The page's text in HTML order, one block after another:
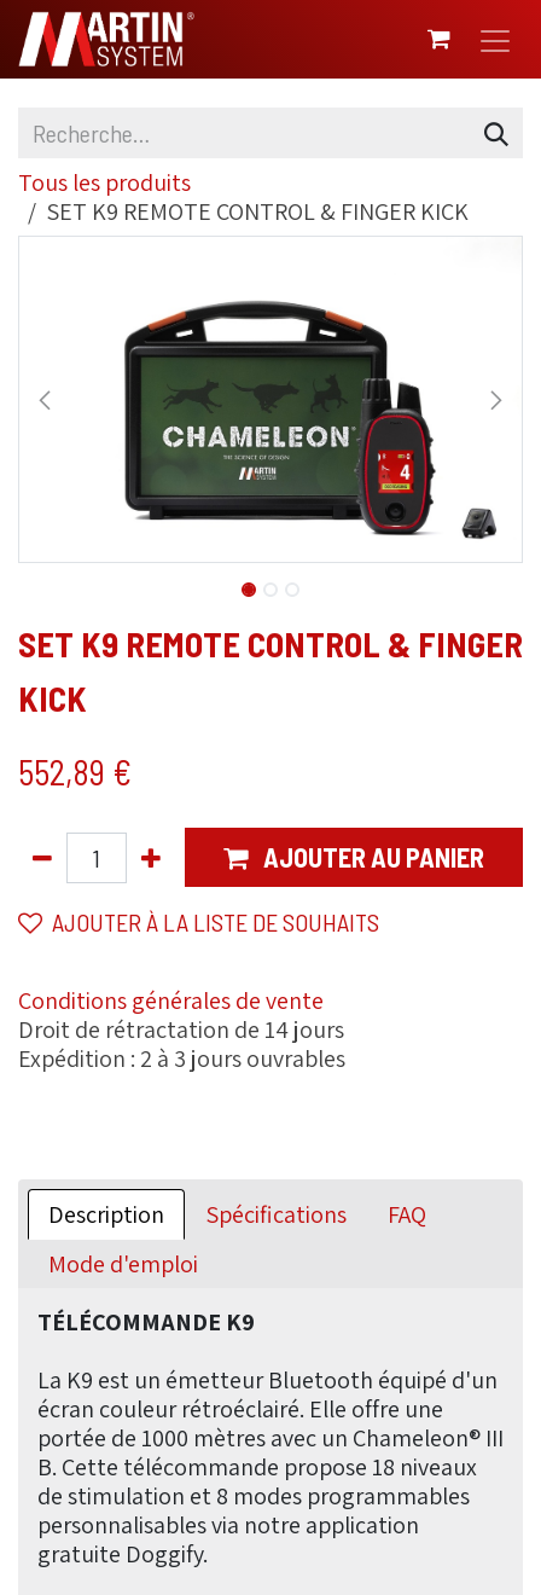
SE RENDRE AU CONTENU
Tous les produits
SET K9 REMOTE CONTROL & FINGER KICK
SET K9 REMOTE CONTROL & FINGER
KICK
552,89 €
AJOUTER AU PANIER
AJOUTER À LA LISTE DE SOUHAITS
Conditions générales de vente
Droit de rétractation de 14 jours
Expédition : 2 à 3 jours ouvrables
Description Spécifications
FAQ
Mode d'emploi
TÉLÉCOMMANDE K9
La K9 est un émetteur Bluetooth équipé d'un
écran couleur rétroéclairé. Elle offre une
portée de 1000 mètres avec un Chameleon® III
B. Cette télécommande propose 18 niveaux
de stimulation et 8 modes programmables
personnalisables via notre application
gratuite Doggify.